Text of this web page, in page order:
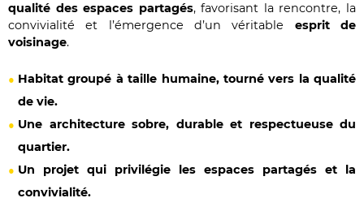
qualité des espaces partagés, favorisant la rencontre, la
convivialité et l’émergence d’un véritable esprit de
voisinage.
Habitat groupé à taille humaine, tourné vers la qualité
de vie.
Une architecture sobre, durable et respectueuse du
quartier.
Un projet qui privilégie les espaces partagés et la
convivialité.